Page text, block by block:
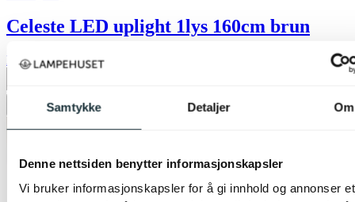
Samtykke Detaljer Om
Denne nettsiden benytter informasjonskapsler
Vi bruker informasjonskapsler for å gi innhold og annonser et
Celeste LED uplight 1lys 160cm brun
kr 4 999,-
Legg til ønskeliste